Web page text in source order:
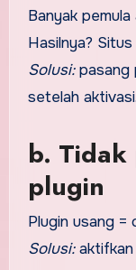
Banyak
Hasilnya?
Solusi:pasang
setelah aktivasi.
b.
plugin
Plugin usang =
Solusi:aktifkan